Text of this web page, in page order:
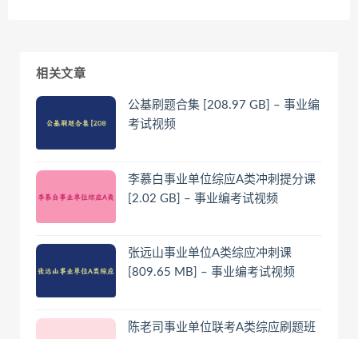
相关文章
公基刷题合集 [208.97 GB] – 事业编
考试视频
李慕白事业单位综应A类冲刺提分课
[2.02 GB] – 事业编考试视频
张远山事业单位A类综应冲刺课
[809.65 MB] – 事业编考试视频
陈老司事业单位联考A类综应刷题班